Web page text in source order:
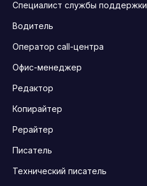
Специалист службы поддержки
Водитель
Оператор call-центра
Офис-менеджер
Редактор
Копирайтер
Рерайтер
Писатель
Технический писатель